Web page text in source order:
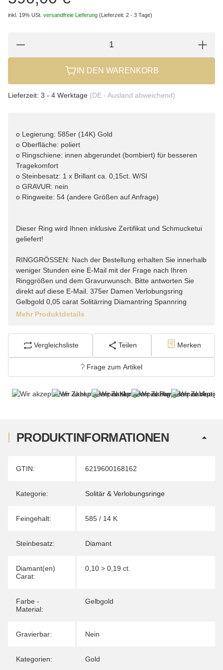
inkl. 19% USt. versandfreie Lieferung (Lieferzeit: 2 - 3 Tage)
IN DEN WARENKORB
Lieferzeit: 3 - 4 Werktage (DE - Ausland abweichend)
o Legierung: 585er (14K) Gold
o Oberfläche: poliert
o Ringschiene: innen abgerundet (bombiert) für besseren
Tragekomfort
o Steinbesatz: 1 x Brillant ca. 0,15ct. W/SI
o GRAVUR: nein
o Ringweite: 54 (andere Größen auf Anfrage)
Dieser Ring wird Ihnen inklusive Zertifikat und Schmucketui
geliefert!
RINGGRÖSSEN: Nach der Bestellung erhalten Sie innerhalb
weniger Stunden eine E-Mail mit der Frage nach Ihren
Ringgrößen und dem Gravurwunsch. Bitte antworten Sie
direkt auf diese E-Mail. 375er Damen Verlobungsring
Gelbgold 0,05 carat Solitärring Diamantring Spannring
Mehr Produktdetails
Vergleichsliste Teilen Merken
Frage zum Artikel
PRODUKTINFORMATIONEN
Produkteigenschaft
Wert
GTIN: 6219600168162
Kategorie: Solitär & Verlobungsringe
Feingehalt: 585 / 14 K
Steinbesatz: Diamant
Diamant(en)
Carat:
0,10 > 0,19 ct.
Farbe -
Material:
Gelbgold
Gravierbar: Nein
Kategorien: Gold